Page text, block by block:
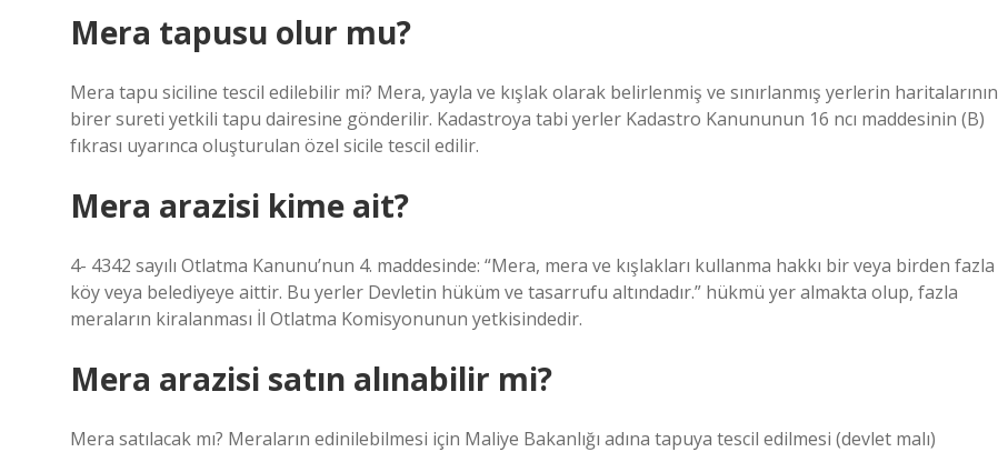
Mera tapusu olur mu?
Mera tapu siciline tescil edilebilir mi? Mera, yayla ve kışlak olarak belirlenmiş ve sınırlanmış yerlerin haritalarının
birer sureti yetkili tapu dairesine gönderilir. Kadastroya tabi yerler Kadastro Kanununun 16 ncı maddesinin (B)
fıkrası uyarınca oluşturulan özel sicile tescil edilir.
Mera arazisi kime ait?
4- 4342 sayılı Otlatma Kanunu’nun 4. maddesinde: “Mera, mera ve kışlakları kullanma hakkı bir veya birden fazla
köy veya belediyeye aittir. Bu yerler Devletin hüküm ve tasarrufu altındadır.” hükmü yer almakta olup, fazla
meraların kiralanması İl Otlatma Komisyonunun yetkisindedir.
Mera arazisi satın alınabilir mi?
Mera satılacak mı? Meraların edinilebilmesi için Maliye Bakanlığı adına tapuya tescil edilmesi (devlet malı)